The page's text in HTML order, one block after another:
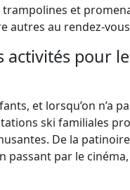
et
autres au rendez-
activités pour
et lorsqu’on n’a
ski familiales
De la
passant par le